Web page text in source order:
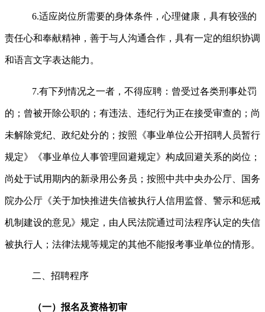
6.适应岗位所需要的身体条件，心理健康，具有较强的
责任心和奉献精神，善于与人沟通合作，具有一定的组织协调
和语言文字表达能力。
7.有下列情况之一者，不得应聘：曾受过各类刑事处罚
的；曾被开除公职的；有违法、违纪行为正在接受审查的；尚
未解除党纪、政纪处分的；按照《事业单位公开招聘人员暂行
规定》《事业单位人事管理回避规定》构成回避关系的岗位；
尚处于试用期内的新录用公务员；按照中共中央办公厅、国务
院办公厅《关于加快推进失信被执行人信用监督、警示和惩戒
机制建设的意见》规定，由人民法院通过司法程序认定的失信
被执行人；法律法规等规定的其他不能报考事业单位的情形。
二、招聘程序
（一）报名及资格初审